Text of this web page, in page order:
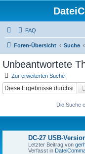
FAQ
Foren-Übersicht Suche
Unbeantwortete
Zur erweiterten Suche
Die Suche
DC-27 USB-
Letzter Beitrag von
Verfasst in